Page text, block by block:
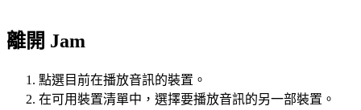
離開 Jam
點選目前在播放音訊的裝置。
在可用裝置清單中，選擇要播放音訊的另一部裝置。